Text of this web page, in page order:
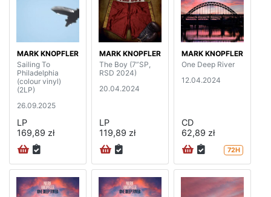
MARK KNOPFLER
Sailing To
Philadelphia
(colour vinyl)
(2LP)
26.09.2025
LP
169,89 zł
MARK KNOPFLER
The Boy (7”SP,
RSD 2024)
20.04.2024
LP
119,89 zł
MARK KNOPFLER
One Deep River
12.04.2024
CD
62,89 zł
72H